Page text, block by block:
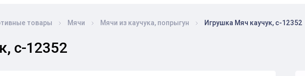
товары Мячи Мячи из каучука, попрыгун Игрушка Мяч каучук, c-12352
c-12352